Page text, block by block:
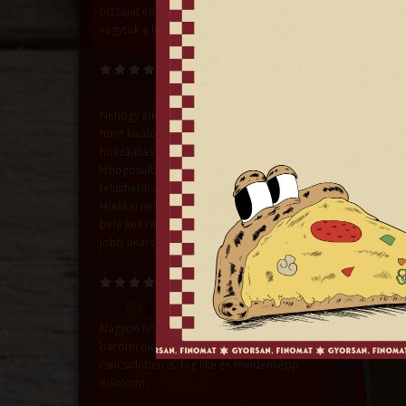
pizzáját ette és ezt zsebre tehetitek! Ti
vagytok a legjobbak.
Nehogy elkavarjátok a tészta receptjét,
mert kiváló. :) Ahogy a kiszolgálás és a
létjogosultsága. Szerencsére egyre többen
felismerik azt Szegeden, hogy a szívvel-
lélekkel nem csak egy frázis, hanem tényleg
bele kell rakni az alapanyagok mellé, ha
jobb akarsz lenni száz másiknál. Hajrá :)
Baranyi István
Nagyon finom és szegedi viszonylatban is
baromi olcsó, gyors a kiszállítás még
csúcsidőben is, big like és mindenképp